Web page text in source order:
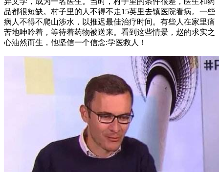
品都很短缺。村子里的人不得不走15英里去镇医院看病。一些
病人不得不爬山涉水，以推迟最佳治疗时间。有些人在家里痛
苦地呻吟着，等待着药物被送来。看到这些情景，赵的求实之
心油然而生，他坚信一个信念:学医救人！